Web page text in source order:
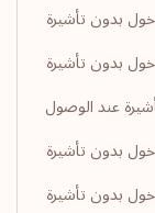
بدون تأشيرة
بدون تأشيرة
عند الوصول
بدون تأشيرة
بدون تأشيرة